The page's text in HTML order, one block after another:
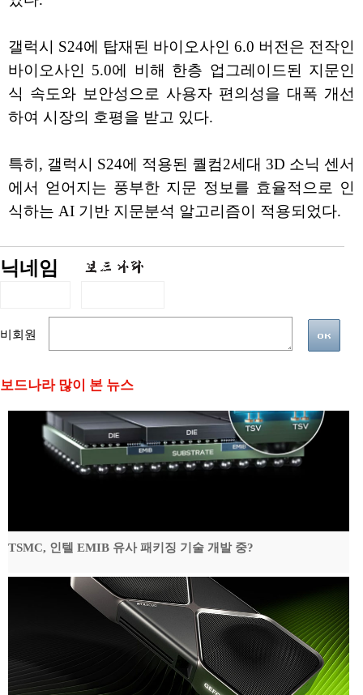
갤럭시 S24에 탑재된 바이오사인 6.0 버전은 전작인
바이오사인 5.0에 비해 한층 업그레이드된 지문인
식 속도와 보안성으로 사용자 편의성을 대폭 개선
하여 시장의 호평을 받고 있다.
특히, 갤럭시 S24에 적용된 퀄컴2세대 3D 소닉 센서
에서 얻어지는 풍부한 지문 정보를 효율적으로 인
식하는 AI 기반 지문분석 알고리즘이 적용되었다.
닉네임
비회원
보드나라 많이 본 뉴스
TSMC, 인텔 EMIB 유사 패키징 기술 개발 중?